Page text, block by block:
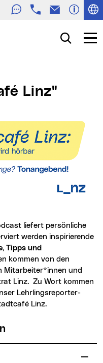
TelefonE-Mail
Suche
Linz"
werden inspirierende
Tipps und
kommen von den
Mitarbeiter*innen und
Linz. Zu Wort kommen
Lehrlingsreporter-
Linz.